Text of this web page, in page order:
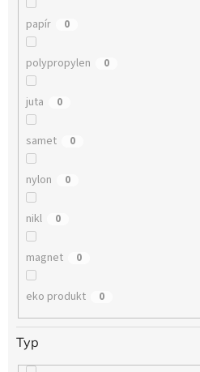
papír 0
polypropylen 0
juta 0
samet 0
nylon 0
nikl 0
magnet 0
eko produkt 0
Typ